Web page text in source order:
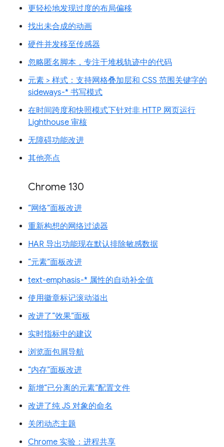
更轻松地发现过度的布局偏移
找出未合成的动画
硬件并发移至传感器
忽略匿名脚本，专注于堆栈轨迹中的代码
元素 > 样式：支持网格叠加层和 CSS 范围关键字的
sideways-* 书写模式
在时间跨度和快照模式下针对非 HTTP 网页运行
Lighthouse 审核
无障碍功能改进
其他亮点
Chrome 130
“网络”面板改进
重新构想的网络过滤器
HAR 导出功能现在默认排除敏感数据
“元素”面板改进
text-emphasis-* 属性的自动补全值
使用徽章标记滚动溢出
改进了“效果”面板
实时指标中的建议
浏览面包屑导航
“内存”面板改进
新增“已分离的元素”配置文件
改进了纯 JS 对象的命名
关闭动态主题
Chrome 实验：进程共享